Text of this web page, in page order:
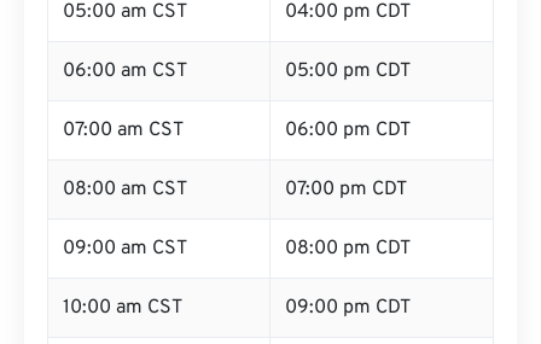
05:00 am CST 04:00 pm CDT
06:00 am CST 05:00 pm CDT
07:00 am CST 06:00 pm CDT
08:00 am CST 07:00 pm CDT
09:00 am CST 08:00 pm CDT
10:00 am CST 09:00 pm CDT